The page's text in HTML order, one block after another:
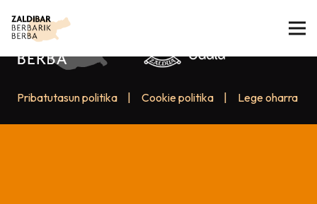
Pribatutasun politika Cookie politika Lege oharra